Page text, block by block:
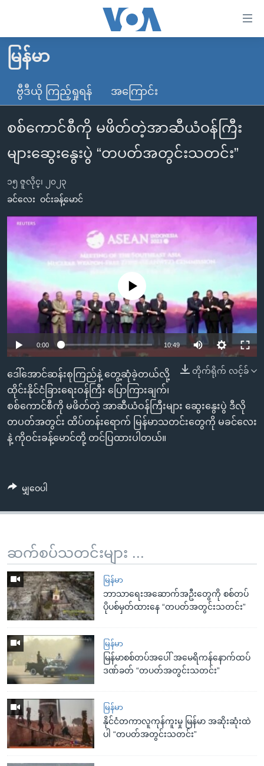
လွယ်ကူ
စေ
သည့်
Link
များ
ပင်မ
သို့
ကျော်
ကြည့်
ပင်မ
ညွန်း
စာမျက်နှာ
သို့
ကျော်
ကြည့်
ရှာဖွေ
ရန်
နေရာ
သို့
ကျော်
မူလစာမျက်နှာ
မြန်မာ
ကမ္ဘာ့သတင်းများ
နိုင်ငံတကာ
အစ္စရေး-ပါလက်စတိုင်း
ဗွီဒီယို
သတင်းလွတ်လပ်ခွင့်
ရပ်ဝန်းတခု လမ်းတခု အလွန်
အင်္ဂလိပ်စာလေ့လာမယ်
မကြေးမုံရဲ့ အင်္ဂလိပ်စာ
ရုပ်ရှင်ထဲက အင်္ဂလိပ်စာ
သုတပဒေသာ အင်္ဂလိပ်စာ
တီဗွီ
ရေဒီယိုနှင့်ရုပ်သံ အချက်အလက်များ
ရေဒီယို/တီဗွီအစီအစဉ်
Learning English
ဗွီအိုအေ လူမှုကွန်ယက်များ
ဘာသာစကားများ
မြန်မာ
ဗွီဒီယို ကြည့်ရှုရန် အကြောင်း
စစ်ကောင်စီကို မဖိတ်တဲ့အာဆီယံဝန်ကြီး
များဆွေးနွေးပွဲ “တပတ်အတွင်းသတင်း”
၁၅ ဇူလိုင္၊ ၂၀၂၃
ခင်လေး ဝင်းခန့်မောင်
No media source currently available
0:00 10:49
တိုက်ရိုက် လင့်ခ်
ဒေါ်အောင်ဆန်းစုကြည်နဲ့ တွေ့ဆုံခဲ့တယ်လို့
ထိုင်းနိုင်ငံခြားရေးဝန်ကြီး ပြောကြားချက်၊
စစ်ကောင်စီကို မဖိတ်တဲ့ အာဆီယံဝန်ကြီးများ ဆွေးနွေးပွဲ ဒီလို
တပတ်အတွင်း ထိပ်တန်းရောက် မြန်မာသတင်းတွေကို မခင်လေး
နဲ့ ကိုဝင်းခန့်မောင်တို့ တင်ပြထားပါတယ်။
မျှဝေပါ
ဆက်စပ်သတင်းများ ...
မြန်မာ
ဘာသာရေးအဆောက်အဦးတွေကို စစ်တပ်
ပိုပစ်မှတ်ထားနေ “တပတ်အတွင်းသတင်း”
မြန်မာ
မြန်မာစစ်တပ်အပေါ် အမေရိကန်နောက်ထပ်
ဒဏ်ခတ် “တပတ်အတွင်းသတင်း”
မြန်မာ
နိုင်ငံတကာလူကုန်ကူးမှု မြန်မာ အဆိုးဆုံးထဲ
ပါ “တပတ်အတွင်းသတင်း”